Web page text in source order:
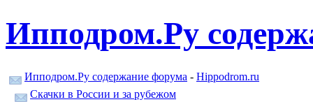
Ипподром.Ру
Ипподром.Ру содержание форума - Hippodrom.ru
Скачки в России и за рубежом